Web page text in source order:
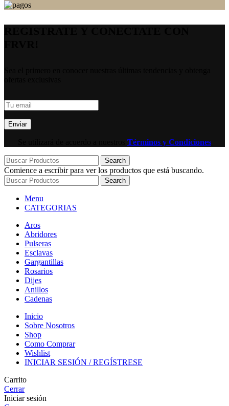
Términos y Condiciones
Search
Comience a escribir para ver los productos que está buscando.
Search
Menu
CATEGORIAS
Aros
Abridores
Pulseras
Esclavas
Gargantillas
Rosarios
Dijes
Anillos
Cadenas
Inicio
Sobre Nosotros
Shop
Como Comprar
Wishlist
INICIAR SESIÓN / REGÍSTRESE
Carrito
Cerrar
Iniciar sesión